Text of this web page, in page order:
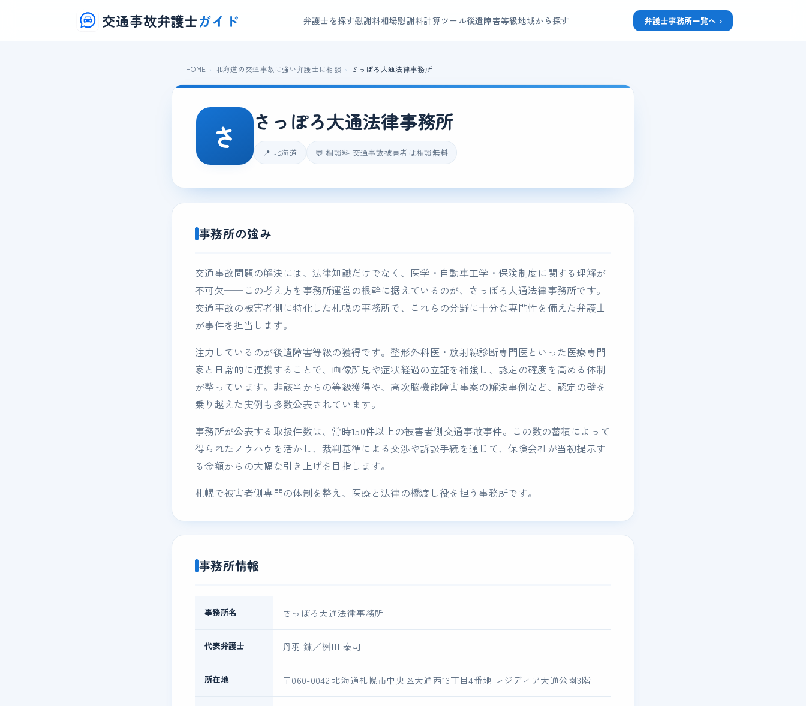
交通事故弁護士ガイド 弁護士を探す慰謝料相場慰謝料計算ツール後遺障害等級地域から探す 弁護士事務所一覧へ ›
HOME 北海道の交通事故に強い弁護士に相談 さっぽろ大通法律事務所
さ さっぽろ大通法律事務所
📍 北海道 💬 相談料 交通事故被害者は相談無料
事務所の強み
交通事故問題の解決には、法律知識だけでなく、医学・自動車工学・保険制度に関する理解が
不可欠──この考え方を事務所運営の根幹に据えているのが、さっぽろ大通法律事務所です。
交通事故の被害者側に特化した札幌の事務所で、これらの分野に十分な専門性を備えた弁護士
が事件を担当します。
注力しているのが後遺障害等級の獲得です。整形外科医・放射線診断専門医といった医療専門
家と日常的に連携することで、画像所見や症状経過の立証を補強し、認定の確度を高める体制
が整っています。非該当からの等級獲得や、高次脳機能障害事案の解決事例など、認定の壁を
乗り越えた実例も多数公表されています。
事務所が公表する取扱件数は、常時150件以上の被害者側交通事故事件。この数の蓄積によって
得られたノウハウを活かし、裁判基準による交渉や訴訟手続を通じて、保険会社が当初提示す
る金額からの大幅な引き上げを目指します。
札幌で被害者側専門の体制を整え、医療と法律の橋渡し役を担う事務所です。
事務所情報
事務所名 さっぽろ大通法律事務所
代表弁護士 丹羽 錬／桝田 泰司
所在地 〒060-0042 北海道札幌市中央区大通西13丁目4番地 レジディア大通公園3階